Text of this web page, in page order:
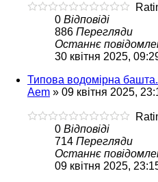
0 Відповіді
886 Перегляди
Останнє
30 квітня 2025,
Типова водомірна
Aem » 09 квітня 2025,
0 Відповіді
714 Перегляди
Останнє
09 квітня 2025,